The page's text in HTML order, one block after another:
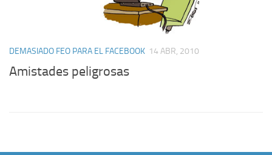
DEMASIADO FEO PARA EL FACEBOOK 14 ABR, 2010
Amistades peligrosas